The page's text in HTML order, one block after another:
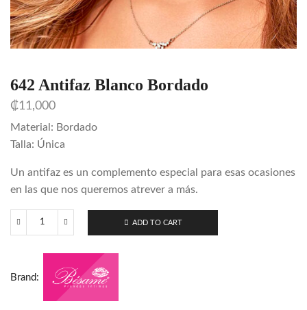
642 Antifaz Blanco Bordado
₡11,000
Material: Bordado
Talla: Única
Un antifaz es un complemento especial para esas ocasiones
en las que nos queremos atrever a más.
Bordado
quantity
ADD TO CART
Brand: